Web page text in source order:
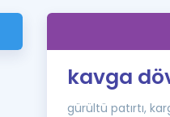
kavga
gürültü patırtı,